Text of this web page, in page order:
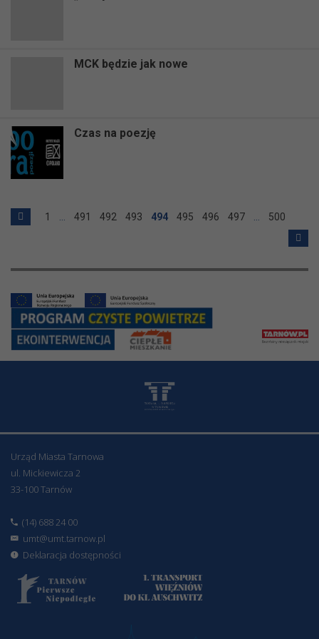
MCK będzie jak nowe
Czas na poezję
1 491 492 493 494 495 496 497 500
Urząd Miasta Tarnowa
ul. Mickiewicza 2
33-100 Tarnów
(14) 688 24 00
umt@umt.tarnow.pl
Deklaracja dostępności